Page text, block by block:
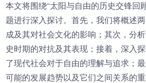
本文将围绕“太阳与自由的历史交锋回
题进行深入探讨。首先，我们将概述
成及其对社会文化的影响；其次，分
史时期的对抗及其表现；接着，深入
了现代社会对于自由的理解与追求；
可能的发展趋势以及它们之间关系的